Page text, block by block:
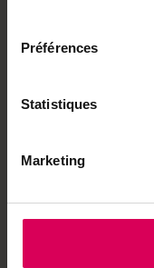
Préférences
Statistiques
Marketing